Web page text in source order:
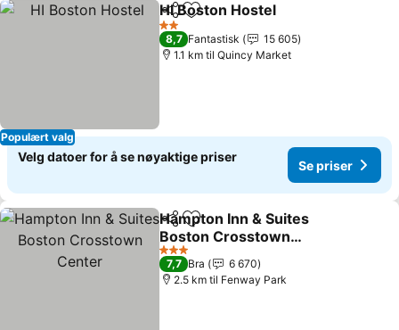
Populært valg
Del Legg til i favoritter
HI Boston Hostel
2 Stjerner
8,7 Fantastisk
15 605
1.1 km til Quincy Market
Velg datoer for å se nøyaktige priser
Se priser
Del Legg til i favoritter
Hampton Inn & Suites
Boston Crosstown
Center
3 Stjerner
7,7 Bra
6 670
2.5 km til Fenway Park